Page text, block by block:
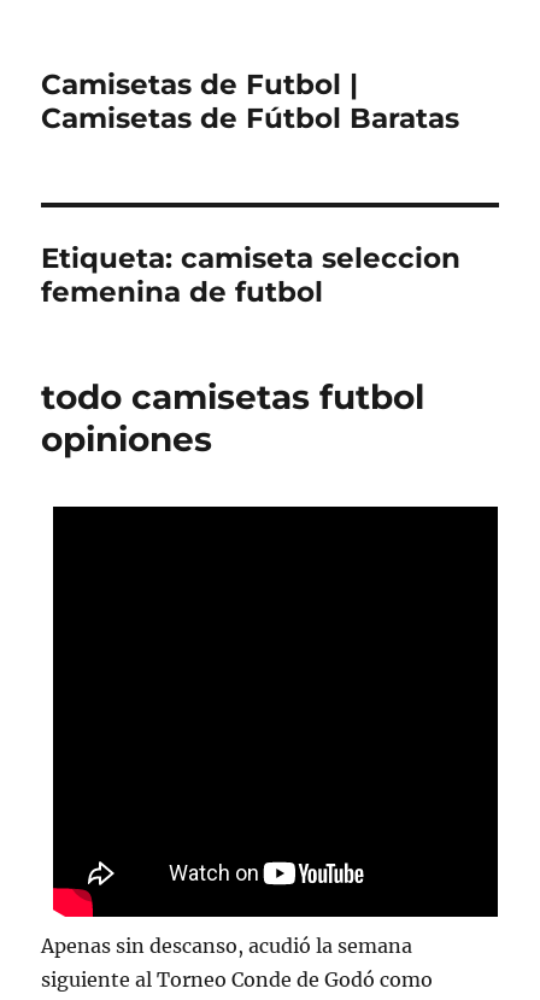
Camisetas de Futbol |
Camisetas de Fútbol Baratas
Etiqueta:camiseta seleccion
femenina de futbol
todo camisetas futbol
opiniones
Apenas sin descanso, acudió la semana
siguiente al Torneo Conde de Godó como